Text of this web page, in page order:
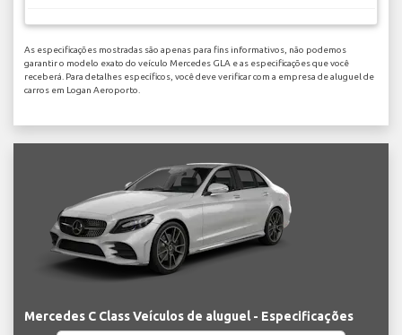
As especificações mostradas são apenas para fins informativos, não podemos
garantir o modelo exato do veículo Mercedes GLA e as especificações que você
receberá. Para detalhes específicos, você deve verificar com a empresa de aluguel de
carros em Logan Aeroporto.
Mercedes C Class Veículos de aluguel - Especificações